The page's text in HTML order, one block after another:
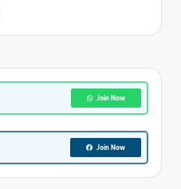
Join Now
Join Now